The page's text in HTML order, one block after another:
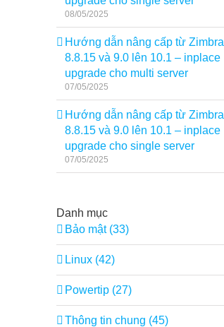
08/05/2025
Hướng dẫn nâng cấp từ Zimbra
8.8.15 và 9.0 lên 10.1 – inplace
upgrade cho multi server
07/05/2025
Hướng dẫn nâng cấp từ Zimbra
8.8.15 và 9.0 lên 10.1 – inplace
upgrade cho single server
07/05/2025
Danh mục
Bảo mật (33)
Linux (42)
Powertip (27)
Thông tin chung (45)